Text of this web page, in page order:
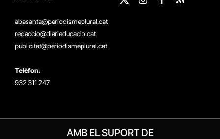
abasanta@periodismeplural.cat
redaccio@diarieducacio.cat
publicitat@periodismeplural.cat
Telèfon:
932 311 247
X
Instagram
Facebook
RSS
AMB EL SUPORT DE